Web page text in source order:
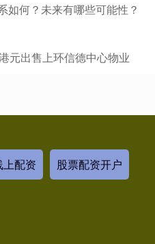
如何？未来有哪些可能性？
元出售上环信德中心物业
上配资 股票配资开户